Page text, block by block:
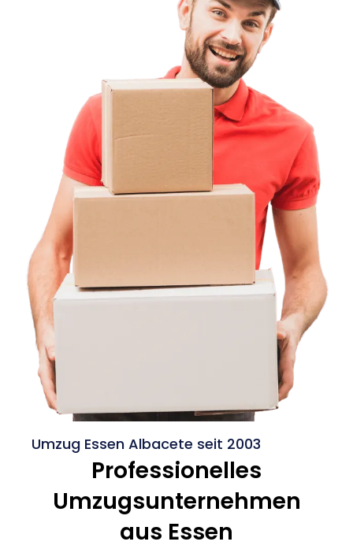
Umzug Essen Albacete seit 2003
Professionelles
Umzugsunternehmen
aus Essen